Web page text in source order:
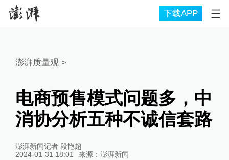
下载APP
澎湃质量观>
电商预售模式问题多，中
消协分析五种不诚信套路
澎湃新闻记者 段艳超
2024-01-31 18:01
来源： 澎湃新闻